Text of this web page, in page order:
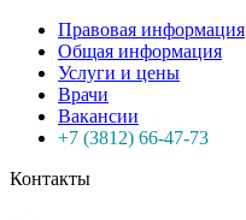
Правовая информация
Общая информация
Услуги и цены
Врачи
Вакансии
+7 (3812) 66-47-73
Контакты